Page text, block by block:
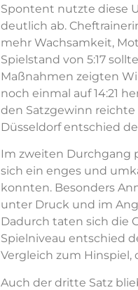
Spontent nutzte diese
deutlich ab.
mehr Wachsamkeit,
Spielstand von 5:17
Maßnahmen zeigten
noch einmal auf 14:21
den Satzgewinn reichte
Düsseldorf entschied
Im zweiten Durchgang
sich ein enges und
konnten. Besonders
unter Druck und im
Dadurch taten sich die
Spielniveau entschied
Vergleich zum Hinspiel,
Auch der dritte Satz